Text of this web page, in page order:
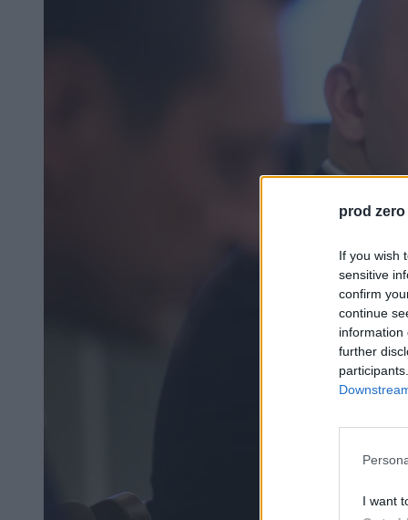
prod zero
If you wish
sensitive
confirm
continue
information
further
I want